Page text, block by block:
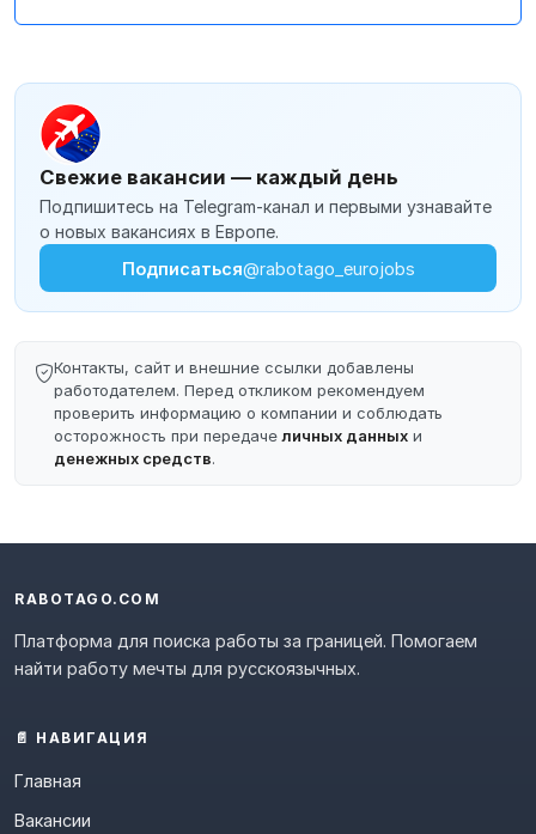
Свежие вакансии — каждый день
Подпишитесь на Telegram-канал и первыми узнавайте
о новых вакансиях в Европе.
Подписаться@rabotago_eurojobs
Контакты, сайт и внешние ссылки добавлены
работодателем. Перед откликом рекомендуем
проверить информацию о компании и соблюдать
осторожность при передачеличных данных и
денежных средств.
RABOTAGO.COM
Платформа для поиска работы за границей. Помогаем
найти работу мечты для русскоязычных.
📄 НАВИГАЦИЯ
Главная
Вакансии